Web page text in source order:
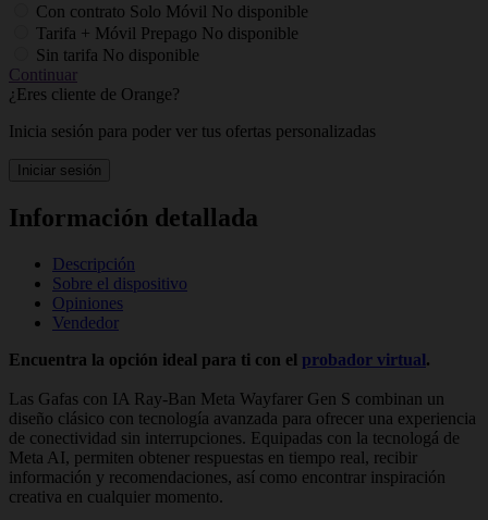
Con contrato Solo Móvil No disponible
Tarifa + Móvil Prepago No disponible
Sin tarifa No disponible
Continuar
¿Eres cliente de Orange?
Inicia sesión para poder ver tus ofertas personalizadas
Iniciar sesión
Información detallada
Descripción
Sobre el dispositivo
Opiniones
Vendedor
Encuentra la opción ideal para ti con el probador virtual.
Las Gafas con IA Ray-Ban Meta Wayfarer Gen S combinan un
diseño clásico con tecnología avanzada para ofrecer una experiencia
de conectividad sin interrupciones. Equipadas con la tecnologá de
Meta AI, permiten obtener respuestas en tiempo real, recibir
información y recomendaciones, así como encontrar inspiración
creativa en cualquier momento.